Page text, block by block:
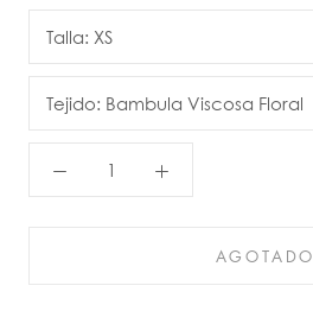
Talla: XS
Tejido: Bambula Viscosa Floral
AGOTADO